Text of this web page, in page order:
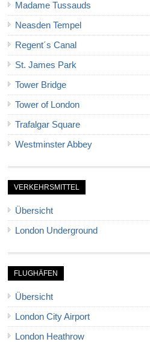
Madame Tussauds
Neasden Tempel
Regent´s Canal
St. James Park
Tower Bridge
Tower of London
Trafalgar Square
Westminster Abbey
VERKEHRSMITTEL
Übersicht
London Underground
FLUGHÄFEN
Übersicht
London City Airport
London Heathrow